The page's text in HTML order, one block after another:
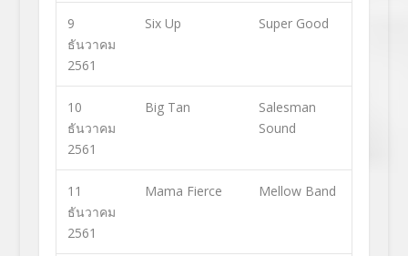
9
ธันวาคม
2561
Six Up Super Good
10
ธันวาคม
2561
Big Tan
Salesman
Sound
11
ธันวาคม
2561
Mama Fierce Mellow Band